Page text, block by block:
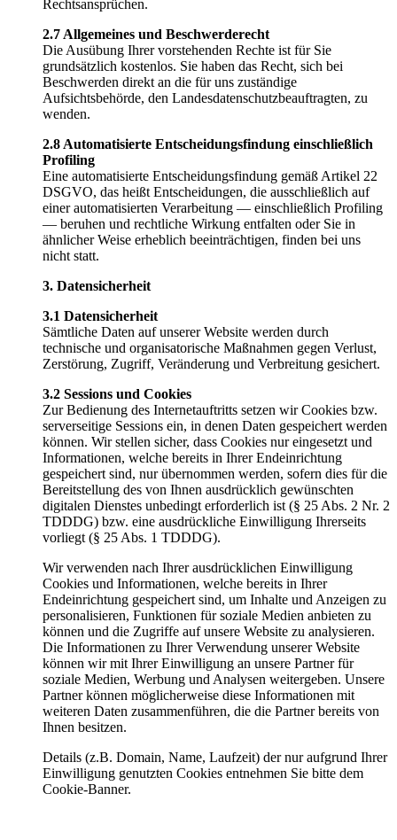
Rechtsansprüchen.
2.7 Allgemeines und Beschwerderecht
Die Ausübung Ihrer vorstehenden Rechte ist für Sie
grundsätzlich kostenlos. Sie haben das Recht, sich bei
Beschwerden direkt an die für uns zuständige
Aufsichtsbehörde, den Landesdatenschutzbeauftragten, zu
wenden.
2.8 Automatisierte Entscheidungsfindung einschließlich
Profiling
Eine automatisierte Entscheidungsfindung gemäß Artikel 22
DSGVO, das heißt Entscheidungen, die ausschließlich auf
einer automatisierten Verarbeitung — einschließlich Profiling
— beruhen und rechtliche Wirkung entfalten oder Sie in
ähnlicher Weise erheblich beeinträchtigen, finden bei uns
nicht statt.
3. Datensicherheit
3.1 Datensicherheit
Sämtliche Daten auf unserer Website werden durch
technische und organisatorische Maßnahmen gegen Verlust,
Zerstörung, Zugriff, Veränderung und Verbreitung gesichert.
3.2 Sessions und Cookies
Zur Bedienung des Internetauftritts setzen wir Cookies bzw.
serverseitige Sessions ein, in denen Daten gespeichert werden
können. Wir stellen sicher, dass Cookies nur eingesetzt und
Informationen, welche bereits in Ihrer Endeinrichtung
gespeichert sind, nur übernommen werden, sofern dies für die
Bereitstellung des von Ihnen ausdrücklich gewünschten
digitalen Dienstes unbedingt erforderlich ist (§ 25 Abs. 2 Nr. 2
TDDDG) bzw. eine ausdrückliche Einwilligung Ihrerseits
vorliegt (§ 25 Abs. 1 TDDDG).
Wir verwenden nach Ihrer ausdrücklichen Einwilligung
Cookies und Informationen, welche bereits in Ihrer
Endeinrichtung gespeichert sind, um Inhalte und Anzeigen zu
personalisieren, Funktionen für soziale Medien anbieten zu
können und die Zugriffe auf unsere Website zu analysieren.
Die Informationen zu Ihrer Verwendung unserer Website
können wir mit Ihrer Einwilligung an unsere Partner für
soziale Medien, Werbung und Analysen weitergeben. Unsere
Partner können möglicherweise diese Informationen mit
weiteren Daten zusammenführen, die die Partner bereits von
Ihnen besitzen.
Details (z.B. Domain, Name, Laufzeit) der nur aufgrund Ihrer
Einwilligung genutzten Cookies entnehmen Sie bitte dem
Cookie-Banner.